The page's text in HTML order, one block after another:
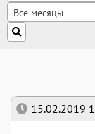
Все месяцы
15.02.2019